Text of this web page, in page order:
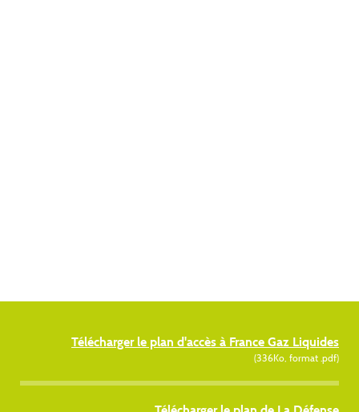
Télécharger le plan d'accès à France Gaz Liquides
(336Ko, format .pdf)